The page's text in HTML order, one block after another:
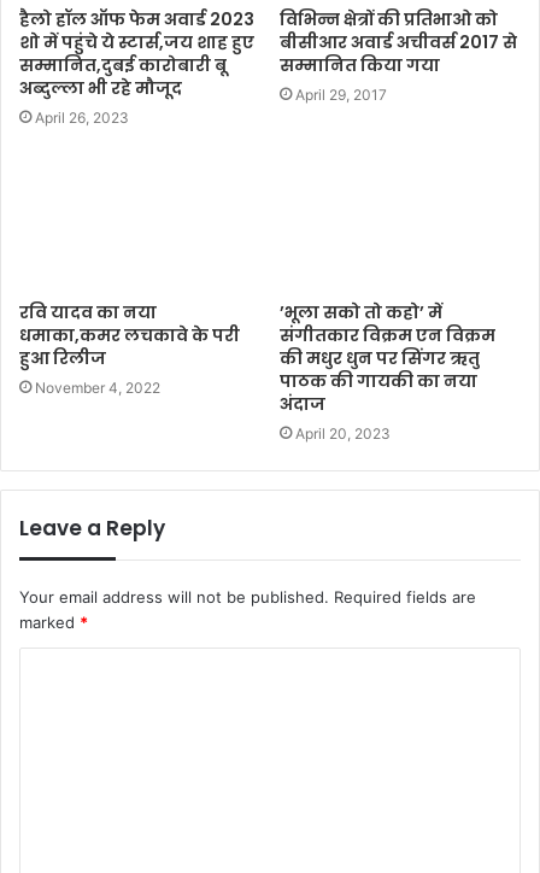
हैलो हॉल ऑफ फेम अवार्ड 2023
शो में पहुंचे ये स्टार्स,जय शाह हुए
सम्मानित,दुबई कारोबारी बू
अब्दुल्ला भी रहे मौजूद
April 26, 2023
विभिन्न क्षेत्रों की प्रतिभाओ को
बीसीआर अवार्ड अचीवर्स 2017 से
सम्मानित किया गया
April 29, 2017
रवि यादव का नया
धमाका,कमर लचकावे के परी
हुआ रिलीज
November 4, 2022
’भूला सको तो कहो’ में
संगीतकार विक्रम एन विक्रम
की मधुर धुन पर सिंगर ऋतु
पाठक की गायकी का नया
अंदाज
April 20, 2023
Leave a Reply
Your email address will not be published. Required fields are
marked *